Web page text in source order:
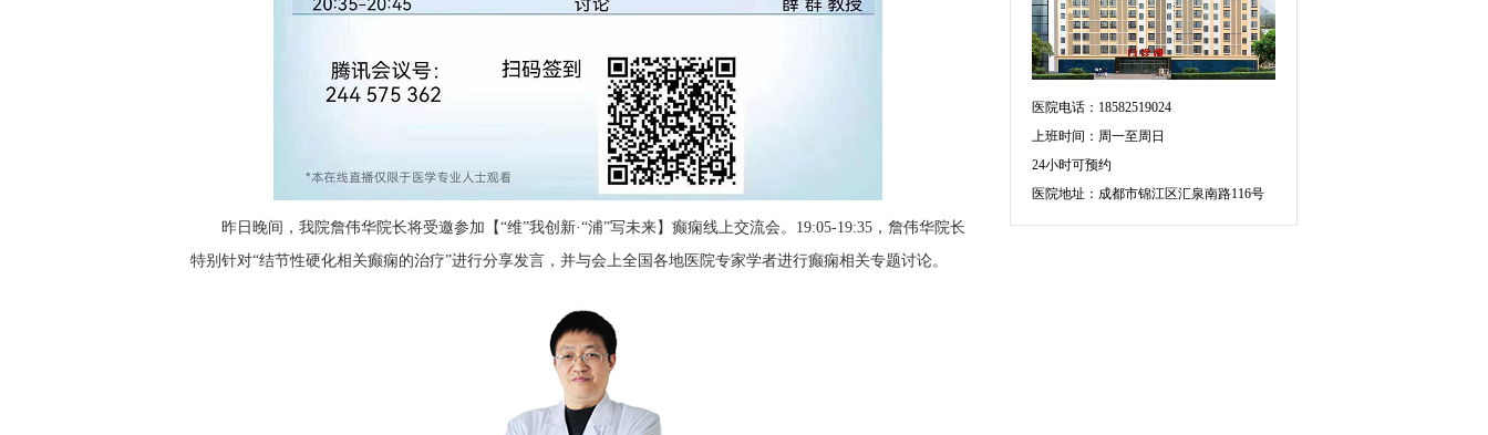
昨日晚间，我院詹伟华院长将受邀参加【“维”我创新·“浦”写未来】癫痫线上交流会。19:05-19:35，詹伟华院长
特别针对“结节性硬化相关癫痫的治疗”进行分享发言，并与会上全国各地医院专家学者进行癫痫相关专题讨论。
医院电话：18582519024
上班时间：周一至周日
24小时可预约
医院地址：成都市锦江区汇泉南路116号